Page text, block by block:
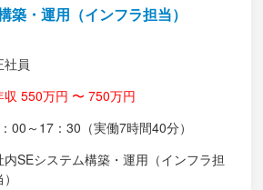
築・運用（インフラ担当）
社員
収 550万円 〜 750万円
00～17：30（実働7時間40分）
内SEシステム構築・運用（インフラ担